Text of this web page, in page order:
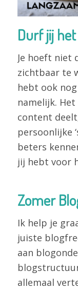
Durf jij
Je hoeft niet
zichtbaar te
hebt ook
namelijk.
content
persoonlijke
beters
jij hebt voor
Zomer
Ik help je
juiste
aan
allemaal